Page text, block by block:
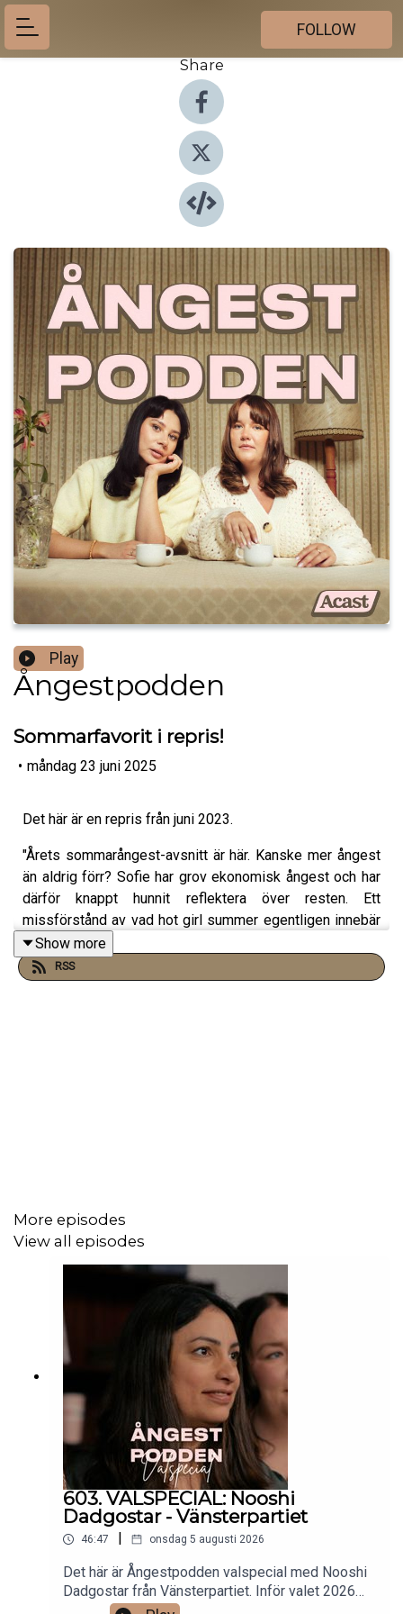
FOLLOW
Share
Play
Ångestpodden
Sommarfavorit i repris!
• måndag 23 juni 2025
Det här är en repris från juni 2023.
"Årets sommarångest-avsnitt är här. Kanske mer ångest
än aldrig förr? Sofie har grov ekonomisk ångest och har
därför knappt hunnit reflektera över resten. Ett
missförstånd av vad hot girl summer egentligen innebär
har skett. Ida har skrivit ett brev till sitt 16-åriga jag vari
hon ber om ursäkt för sina smalhetstankar. Om att vara
horribelt less på PEPP och det paradoxala i att
Facebook: Ångestpodden
TikTok: @therealangestpodden
Har du förslag på ämnen, ett dilemma eller gäster du
skulle vilja höra i Ångestpodden?
Mejla oss gärna: angestpodden@ingetfilter.se
Behöver du prata med någon?
https://hjalplinjen.se
mind.se
spes.se
Show more
RSS
More episodes
View all episodes
603. VALSPECIAL: Nooshi
Dadgostar - Vänsterpartiet
46:47 onsdag 5 augusti 2026
Det här är Ångestpodden valspecial med Nooshi
Dadgostar från Vänsterpartiet. Inför valet 2026
har vi precis som vanligt bjudit in alla partiledare